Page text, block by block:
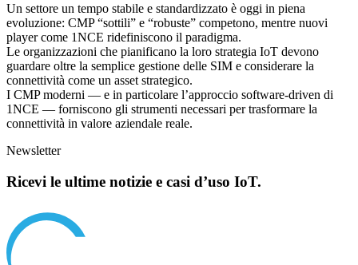
Un settore un tempo stabile e standardizzato è oggi in piena
evoluzione: CMP “sottili” e “robuste” competono, mentre nuovi
player come 1NCE ridefiniscono il paradigma.
Le organizzazioni che pianificano la loro strategia IoT devono
guardare oltre la semplice gestione delle SIM e considerare la
connettività come un asset strategico.
I CMP moderni — e in particolare l’approccio software-driven di
1NCE — forniscono gli strumenti necessari per trasformare la
connettività in valore aziendale reale.
Newsletter
Ricevi le ultime notizie e casi d’uso IoT.